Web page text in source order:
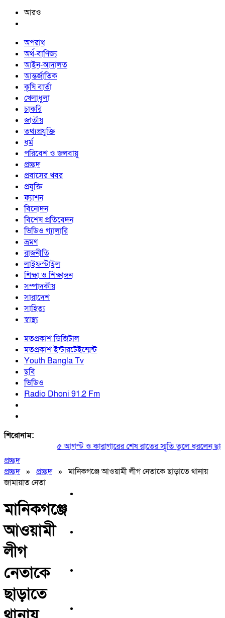
আরও
অপরাধ
অর্থ-বাণিজ্য
আইন-আদালত
আন্তর্জাতিক
কৃষি বার্তা
খেলাধুলা
চাকরি
জাতীয়
তথ্যপ্রযুক্তি
ধর্ম
পরিবেশ ও জলবায়ু
প্রচ্ছদ
প্রবাসের খবর
প্রযুক্তি
ফ্যাশন
বিনোদন
বিশেষ প্রতিবেদন
ভিডিও গ্যালারি
ভ্রমণ
রাজনীতি
লাইফস্টাইল
শিক্ষা ও শিক্ষাঙ্গন
সম্পাদকীয়
সারাদেশ
সাহিত্য
স্বাস্থ্য
মতপ্রকাশ ডিজিটাল
মতপ্রকাশ ইন্টারটেইন্মেন্ট
Youth Bangla Tv
ছবি
ভিডিও
Radio Dhoni 91.2 Fm
শিরোনাম:
৫ আগস্ট ও কারাগারের শেষ রাতের স্মৃতি তুলে ধরলেন
প্রচ্ছদ
প্রচ্ছদ» প্রচ্ছদ»মানিকগঞ্জে আওয়ামী লীগ নেতাকে ছাড়াতে থানায়
জামায়াত নেতা
মানিকগঞ্জে
আওয়ামী
লীগ
নেতাকে
ছাড়াতে